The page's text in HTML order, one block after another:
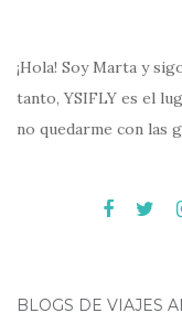
¡Hola! Soy Marta y
tanto, YSIFLY es el
no quedarme con las
BLOGS DE VIAJES